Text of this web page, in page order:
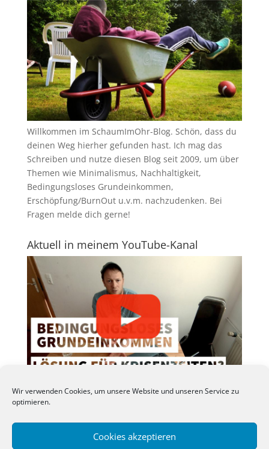
Wir verwenden Cookies, um unsere Website und unseren Service zu
optimieren.
Cookies akzeptieren
Willkommen im SchaumImOhr-Blog. Schön, dass du
deinen Weg hierher gefunden hast. Ich mag das
Schreiben und nutze diesen Blog seit 2009, um über
Themen wie Minimalismus, Nachhaltigkeit,
Bedingungsloses Grundeinkommen,
Erschöpfung/BurnOut u.v.m. nachzudenken. Bei
Fragen melde dich gerne!
Aktuell in meinem YouTube-Kanal
YouTube-Kanal
zu einer echten Leidenschaft
den Kanal unterstützen.